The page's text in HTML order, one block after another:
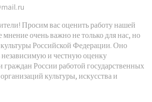
Просим вас оценить работу нашей
очень важно не только для нас, но
Российской Федерации. Оно
и честную оценку
граждан России работой государственных
культуры, искусства и